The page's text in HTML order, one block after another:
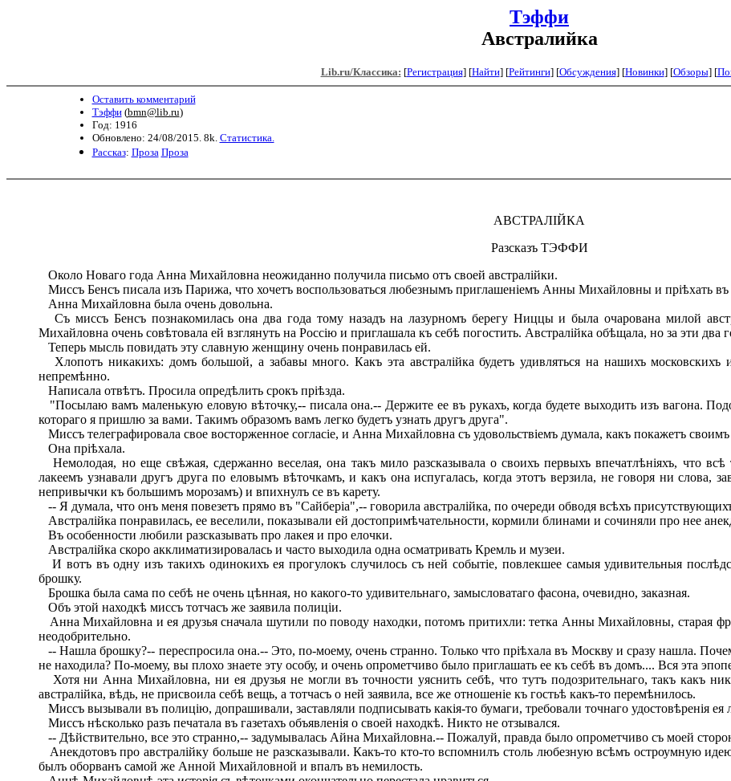
Тэффи
Австралийка
Lib.ru/Классика: [Регистрация] [Найти] [Рейтинги] [Обсуждения] [Новинки] [Обзоры] [
Оставить комментарий
Тэффи(bmn@lib.ru)
Год: 1916
Обновлено: 24/08/2015. 8k. Статистика.
Рассказ: Проза Проза
АВСТРАЛІЙКА
Разсказъ ТЭФФИ
Около Новаго года Анна Михайловна неожиданно получила письмо отъ своей австралійки.
Миссъ Бенсъ писала изъ Парижа, что хочетъ воспользоваться любезнымъ приглашеніемъ Анны Михайловны и пріѣхать въ
Анна Михайловна была очень довольна.
Съ миссъ Бенсъ познакомилась она два года тому назадъ на лазурномъ берегу Ниццы и была очарована милой
Михайловна очень совѣтовала ей взглянуть на Россію и приглашала къ себѣ погостить. Австралійка обѣщала, но за эти
Теперь мысль повидать эту славную женщину очень понравилась ей.
Хлопотъ никакихъ: домъ большой, а забавы много. Какъ эта австралійка будетъ удивляться на нашихъ московскихъ
непремѣнно.
Написала отвѣтъ. Просила опредѣлить срокъ пріѣзда.
"Посылаю вамъ маленькую еловую вѣточку,-- писала она.-- Держите ее въ рукахъ, когда будете выходить изъ вагона.
котораго я пришлю за вами. Такимъ образомъ вамъ легко будетъ узнать другъ друга".
Миссъ телеграфировала свое восторженное согласіе, и Анна Михайловна съ удовольствіемъ думала, какъ покажетъ
Она пріѣхала.
Немолодая, но еще свѣжая, сдержанно веселая, она такъ мило разсказывала о своихъ первыхъ впечатлѣніяхъ, что
лакеемъ узнавали другъ друга по еловымъ вѣточкамъ, и какъ она испугалась, когда этотъ верзила, не говоря ни слова,
непривычки къ большимъ морозамъ) и впихнулъ се въ карету.
-- Я думала, что онъ меня повезетъ прямо въ "Сайберіа",-- говорила австралійка, по очереди обводя всѣхъ
Австралійка понравилась, ее веселили, показывали ей достопримѣчательности, кормили блинами и сочиняли про нее
Въ особенности любили разсказывать про лакея и про елочки.
Австралійка скоро акклиматизировалась и часто выходила одна осматривать Кремль и музеи.
И вотъ въ одну изъ такихъ одинокихъ ея прогулокъ случилось съ ней событіе, повлекшее самыя удивительныя
брошку.
Брошка была сама по себѣ не очень цѣнная, но какого-то удивительнаго, замысловатаго фасона, очевидно, заказная.
Объ этой находкѣ миссъ тотчасъ же заявила полиціи.
Анна Михайловна и ея друзья сначала шутили по поводу находки, потомъ притихли: тетка Анны Михайловны, старая
неодобрительно.
-- Нашла брошку?-- переспросила она.-- Это, по-моему, очень странно. Только что пріѣхала въ Москву и сразу нашла.
не находила? По-моему, вы плохо знаете эту особу, и очень опрометчиво было приглашать ее къ себѣ въ домъ.... Вся эта
Хотя ни Анна Михайловна, ни ея друзья не могли въ точности уяснить себѣ, что тутъ подозрительнаго, такъ какъ
австралійка, вѣдь, не присвоила себѣ вещь, а тотчасъ о ней заявила, все же отношеніе къ гостьѣ какъ-то перемѣнилось.
Миссъ вызывали въ полицію, допрашивали, заставляли подписывать какія-то бумаги, требовали точнаго удостовѣренія ея
Миссъ нѣсколько разъ печатала въ газетахъ объявленія о своей находкѣ. Никто не отзывался.
-- Дѣйствительно, все это странно,-- задумывалась Айна Михайловна.-- Пожалуй, правда было опрометчиво съ моей
Анекдотовъ про австралійку больше не разсказывали. Какъ-то кто-то вспомнилъ столь любезную всѣмъ остроумную
былъ оборванъ самой же Анной Михайловной и впалъ въ немилость.